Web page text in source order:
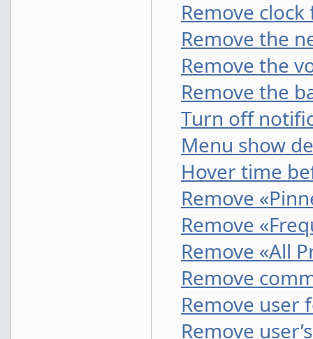
Remove
Remove the
Remove the
Remove the
Turn off
Menu show
Hover time
Remove
Remove
Remove «All
Remove
Remove user
Remove